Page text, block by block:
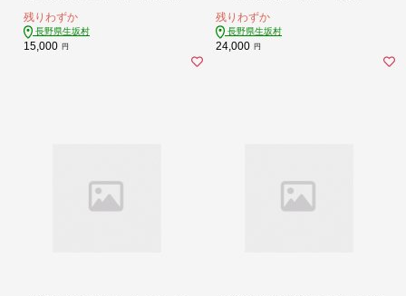
定 | 長野県 生坂村 [まつもとぶどう
園]
残りわずか
長野県生坂村
15,000 円
合わせ 信州直送 | 長野県産 ブドウ 詰
合せ 種無し 葡萄 | 令和8年9月中旬～
10月中旬頃順次発送予定 | 長野県 生
坂村 [中山ぶどう園]
残りわずか
長野県生坂村
24,000 円